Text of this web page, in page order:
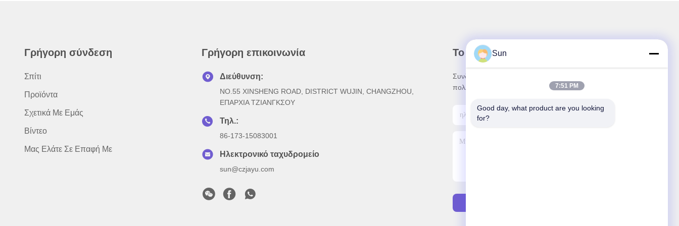
Γρήγορη σύνδεση
Σπίτι
Προϊόντα
Σχετικά Με Εμάς
Βίντεο
Μας Ελάτε Σε Επαφή Με
Γρήγορη επικοινωνία
Διεύθυνση:
NO.55 XINSHENG ROAD, DISTRICT WUJIN, CHANGZHOU,
ΕΠΑΡΧΙΑ ΤΖΙΑΝΓΚΣΟΥ
Τηλ.:
86-173-15083001
Ηλεκτρονικό ταχυδρομείο
sun@czjayu.com
Το Δελτίο Ενημέρωσης
Συνδρομηθείτε στο ενημερωτικό μας δελτίο για εκπτώσεις και
πολλά άλλα.
Sun
7:51 PM
Good day, what product are you looking
for?